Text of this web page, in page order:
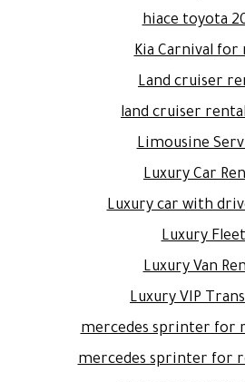
hiace toyota
Kia Carnival for
Land cruiser
land cruiser
Limousine
Luxury Car
Luxury car with
Luxury Fleet
Luxury Van
Luxury VIP
mercedes sprinter for
mercedes sprinter for